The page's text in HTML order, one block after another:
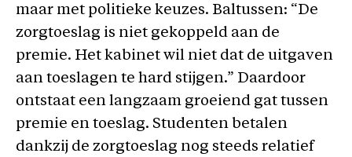
maar met politieke keuzes. Baltussen: “De
zorgtoeslag is niet gekoppeld aan de
premie. Het kabinet wil niet dat de uitgaven
aan toeslagen te hard stijgen.” Daardoor
ontstaat een langzaam groeiend gat tussen
premie en toeslag. Studenten betalen
dankzij de zorgtoeslag nog steeds relatief